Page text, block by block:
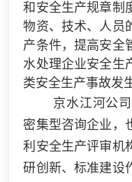
和安全生产规章制
物资、技术、人员
产条件，提高安全
水处理企业安全生
类安全生产事故发
京水江河公
密集型咨询企业，
利安全生产评审机
研创新、标准建设